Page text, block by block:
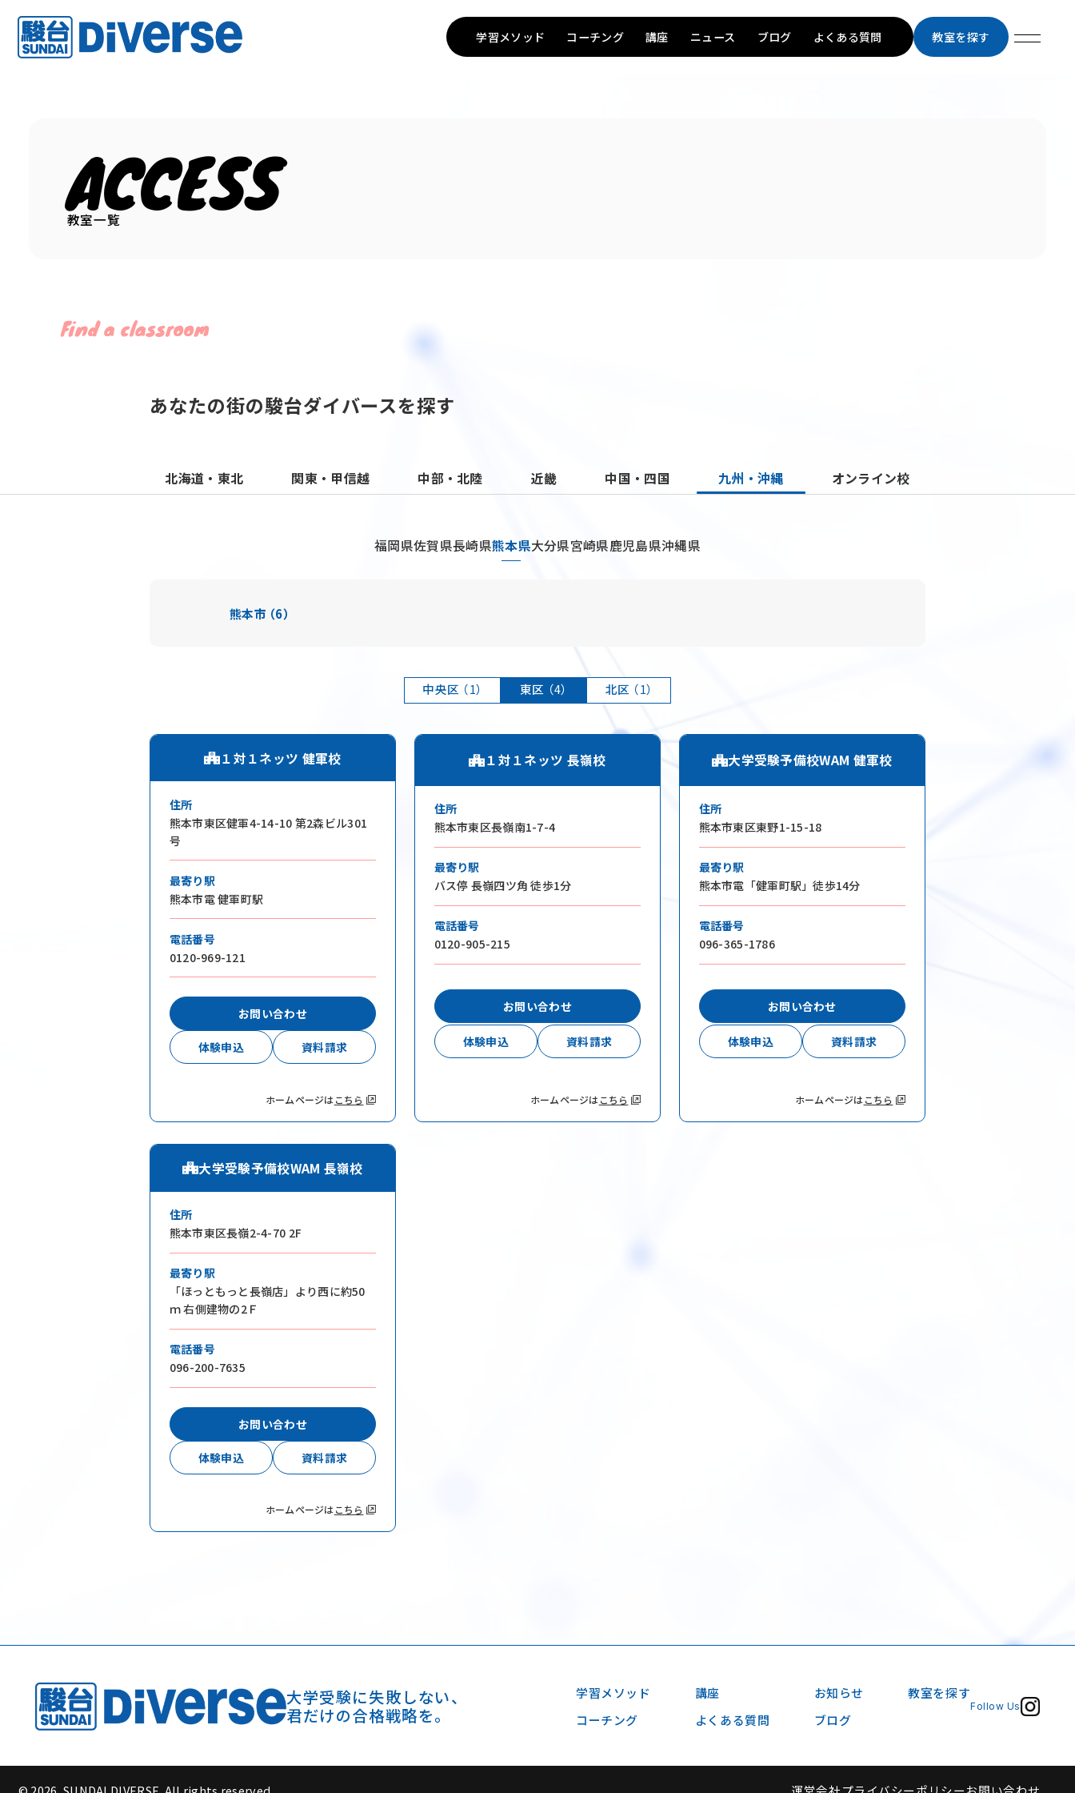
本気の君を失敗させない。
お問い合わせはこちら
TOP
Method
Course
Access 教室一覧
よくある質問
News
Company 会社概要
Follow Us
学習メソッド コーチング 講座 ニュース ブログ よくある質問 教室を探す
ACCESS
教室一覧
Find a classroom
あなたの街の駿台ダイバースを探す
北海道・東北 関東・甲信越 中部・北陸 近畿 中国・四国 九州・沖縄 オンライン校
福岡県佐賀県長崎県熊本県大分県宮崎県鹿児島県沖縄県
熊本市（6）
中央区（1） 東区（4） 北区（1）
１対１ネッツ 健軍校
住所
熊本市東区健軍4-14-10 第2森ビル301
号
最寄り駅
熊本市電 健軍町駅
電話番号
0120-969-121
お問い合わせ
体験申込 資料請求
ホームページはこちら
１対１ネッツ 長嶺校
住所
熊本市東区長嶺南1-7-4
最寄り駅
バス停 長嶺四ツ角 徒歩1分
電話番号
0120-905-215
お問い合わせ
体験申込 資料請求
ホームページはこちら
大学受験予備校WAM 健軍校
住所
熊本市東区東野1-15-18
最寄り駅
熊本市電「健軍町駅」徒歩14分
電話番号
096-365-1786
お問い合わせ
体験申込 資料請求
ホームページはこちら
大学受験予備校WAM 長嶺校
住所
熊本市東区長嶺2-4-70 2F
最寄り駅
「ほっともっと長嶺店」より西に約50
ｍ 右側建物の2Ｆ
電話番号
096-200-7635
お問い合わせ
体験申込 資料請求
ホームページはこちら
大学受験に失敗しない、
君だけの合格戦略を。
学習メソッド
コーチング
講座
よくある質問
お知らせ
ブログ
教室を探す
Follow Us